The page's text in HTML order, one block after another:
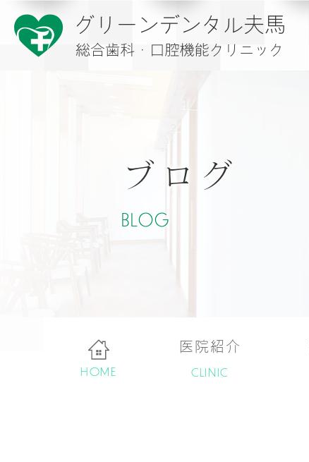
ブログ
BLOG
HOME
医院紹介
CLINIC